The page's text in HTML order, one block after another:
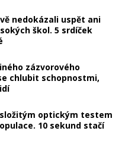
nedokázali uspět ani
škol. 5 srdíček
zázvorového
chlubit schopnostmi,
optickým testem
10 sekund stačí